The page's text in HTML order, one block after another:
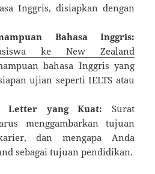
Inggris, disiapkan dengan
Bahasa Inggris:
ke New Zealand
bahasa Inggris yang
ujian seperti IELTS atau
Letter yang Kuat: Surat
menggambarkan tujuan
dan mengapa Anda
sebagai tujuan pendidikan.